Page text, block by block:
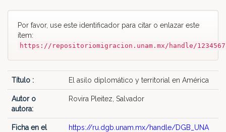
Por favor, use este identificador para citar o enlazar este
ítem:
https://repositoriomigracion.unam.mx/handle/
Título : El asilo diplomático y territorial en América
Autor o
autora:
Rovira Pleitez, Salvador
Ficha en el
https://ru.dgb.unam.mx/handle/DGB_UNA